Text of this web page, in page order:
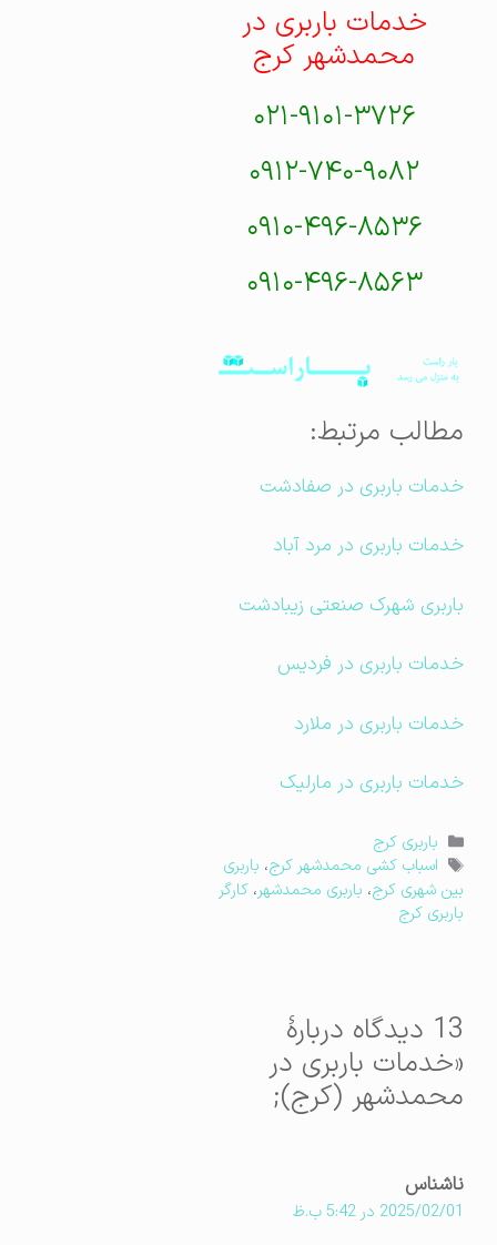
خدمات باربری در
محمدشهر کرج
۰۲۱-۹۱۰۱-۳۷۲۶
۰۹۱۲-۷۴۰-۹۰۸۲
۰۹۱۰-۴۹۶-۸۵۳۶
۰۹۱۰-۴۹۶-۸۵۶۳
مطالب مرتبط:
خدمات باربری در صفادشت
خدمات باربری در مرد آباد
باربری شهرک صنعتی زیبادشت
خدمات باربری در فردیس
خدمات باربری در ملارد
خدمات باربری در مارلیک
دسته‌ها
باربری کرج
برچسب‌ها
اسباب کشی محمدشهر کرج،باربری
بین شهری کرج، باربری محمدشهر،کارگر
باربری کرج
13 دیدگاه دربارهٔ
«خدمات باربری در
محمدشهر (کرج);
ناشناس
2025/02/01 در 5:42 ب.ظ